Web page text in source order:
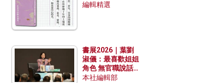
編輯精選
書展2026｜葉劉
淑儀：最喜歡姐姐
角色 無官職說話
包袱少
本社編輯部